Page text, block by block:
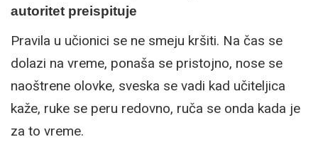
autoritet preispituje
Pravila u učionici se ne smeju kršiti. Na čas se
dolazi na vreme, ponaša se pristojno, nose se
naoštrene olovke, sveska se vadi kad učiteljica
kaže, ruke se peru redovno, ruča se onda kada je
za to vreme.